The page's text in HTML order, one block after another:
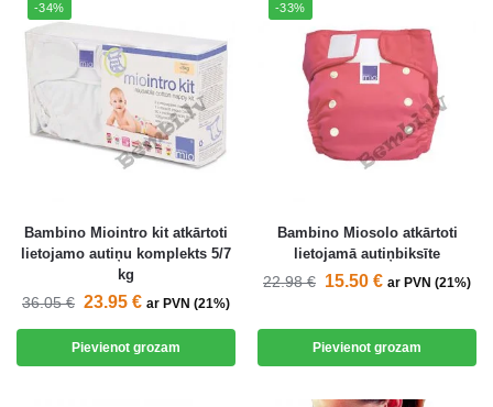
-34%
Bambino Miointro kit atkārtoti
lietojamo autiņu komplekts 5/7
kg
36.05€ 23.95 € ar PVN (21%)
Pievienot grozam
-33%
Bambino Miosolo atkārtoti
lietojamā autiņbiksīte
22.98€ 15.50 € ar PVN (21%)
Pievienot grozam